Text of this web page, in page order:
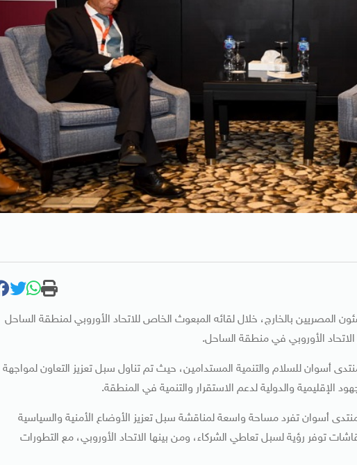
المصريين بالخارج، خلال لقائه المبعوث الخاص للاتحاد الأوروبي لمنطقة الساحل
الأوروبي في منطقة الساحل.
أسوان للسلام والتنمية المستدامين، حيث تم تناول سبل تعزيز التعاون لمواجهة
الإقليمية والدولية لدعم الاستقرار والتنمية في المنطقة.
أسوان تفرد مساحة واسعة لمناقشة سبل تعزيز الأوضاع الأمنية والسياسية
توفر رؤية لسبل تعاطي الشركاء، ومن بينها الاتحاد الأوروبي، مع التطورات